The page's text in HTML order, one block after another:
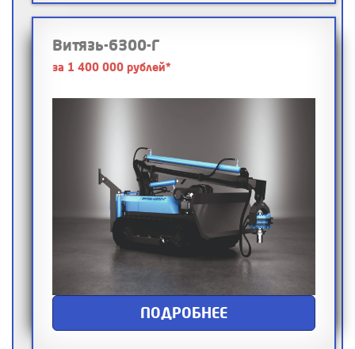
Витязь-6300-Г
за 1 400 000 рублей*
ПОДРОБНЕЕ